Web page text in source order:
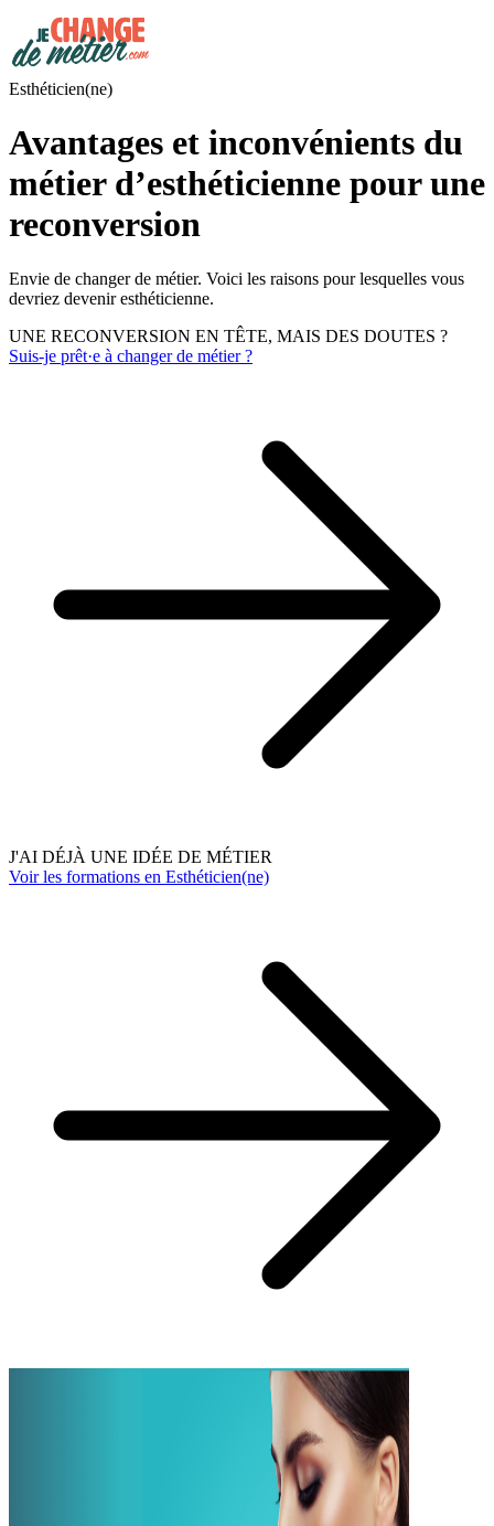
Esthéticien(ne)
Avantages et inconvénients du
métier d’esthéticienne pour une
reconversion
Envie de changer de métier. Voici les raisons pour lesquelles vous
devriez devenir esthéticienne.
UNE RECONVERSION EN TÊTE, MAIS DES DOUTES ?
Suis-je prêt·e à changer de métier ?
J'AI DÉJÀ UNE IDÉE DE MÉTIER
Voir les formations en Esthéticien(ne)